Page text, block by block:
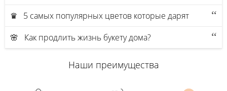
♛ 5 самых популярных цветов которые дарят
🌸 Как продлить жизнь букету дома?
Наши преимущества